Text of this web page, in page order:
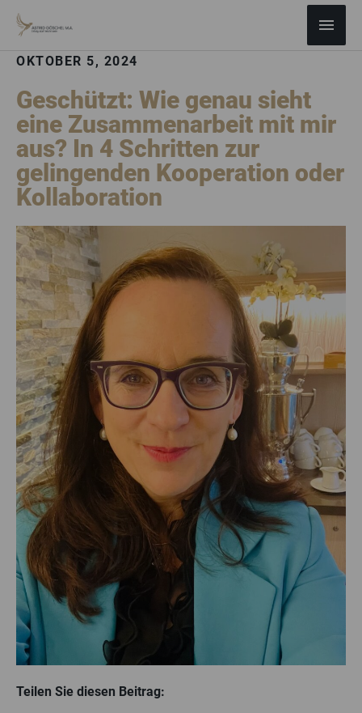
INHALT
OKTOBER 5, 2024
Geschützt: Wie genau sieht
eine Zusammenarbeit mit mir
aus? In 4 Schritten zur
gelingenden Kooperation oder
Kollaboration
Teilen Sie diesen Beitrag: